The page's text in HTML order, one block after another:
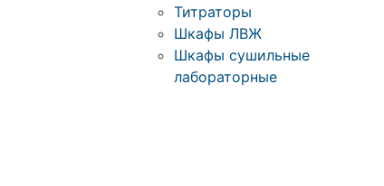
Титраторы
Шкафы ЛВЖ
Шкафы сушильные
лабораторные